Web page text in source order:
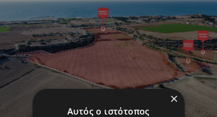
×
Αυτός ο ιστότοπος